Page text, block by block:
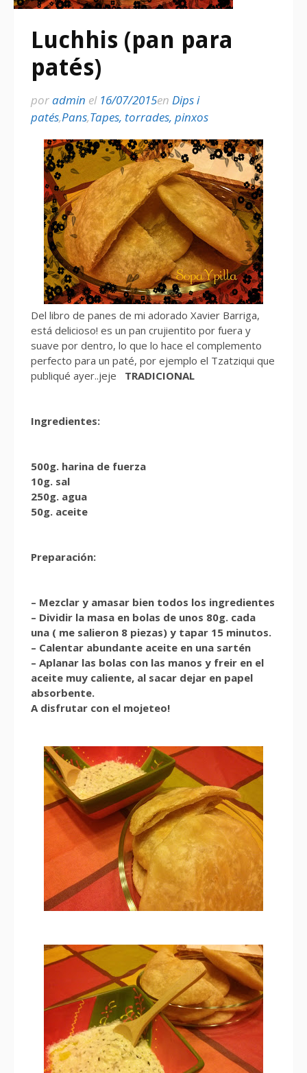
Luchhis (pan para
patés)
poradmin el 16/07/2015en Dips i
patés,Pans,Tapes, torrades, pinxos
Del libro de panes de mi adorado Xavier Barriga,
está delicioso! es un pan crujientito por fuera y
suave por dentro, lo que lo hace el complemento
perfecto para un paté, por ejemplo el Tzatziqui que
publiqué ayer..jeje TRADICIONAL
Ingredientes:
500g. harina de fuerza
10g. sal
250g. agua
50g. aceite
Preparación:
– Mezclar y amasar bien todos los ingredientes
– Dividir la masa en bolas de unos 80g. cada
una ( me salieron 8 piezas) y tapar 15 minutos.
– Calentar abundante aceite en una sartén
– Aplanar las bolas con las manos y freir en el
aceite muy caliente, al sacar dejar en papel
absorbente.
A disfrutar con el mojeteo!